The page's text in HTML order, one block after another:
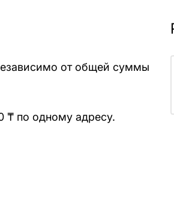
от общей суммы
₸ по одному адресу.